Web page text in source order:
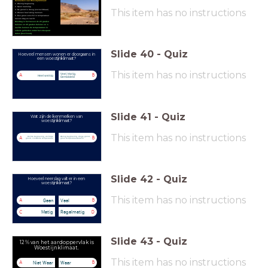
Kenmerken van Woestijnklimaat:
1. Weinig begroeing
2. Geen neerslag
3. De grond is droog (onvruchtbaar)
4. Wonen heel winig mensen
5. Een groot verschil in temperatuur
tussen dag en nacht
Overdag is het tussen de 25 graden
Celsius en 45 graden Celsius en 's
nachts kunnen de temperaturen in
enkele gebieden ondet het vriespunt
dalen (heel koud).
This item has no instructions
Hoeveel mensen wonen er doorgaans in
een woestijnklimaat?
A Heel weinig B
Veel, Matig,
Gemiddeld
Slide 40 - Quiz
This item has no instructions
Wat zijn de kenmerken van
woestijnklimaat?
A Dichte begroeiing, vochtige
grond, constante temperatuur B
Weinig begroeiing, droge grond,
groot temperatuurverschil
Slide 41 - Quiz
This item has no instructions
Hoeveel neerslag valt er in een
woestijnklimaat?
A Geen B
Veel
C Matig D
Regelmatig
Slide 42 - Quiz
This item has no instructions
12 % van het aardoppervlak is
Woestijnklimaat.
A Niet Waar B
Waar
Slide 43 - Quiz
This item has no instructions